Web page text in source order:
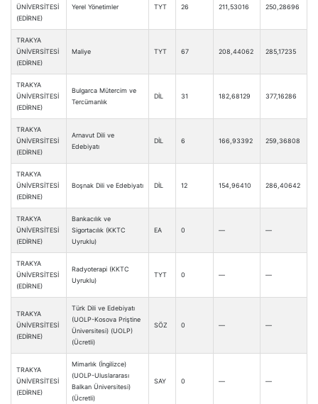
ÜNİVERSİTESİ
(EDİRNE)
Yerel Yönetimler TYT 26 211,53016 250,28696
TRAKYA
ÜNİVERSİTESİ
(EDİRNE)
Maliye TYT 67 208,44062 285,17235
TRAKYA
ÜNİVERSİTESİ
(EDİRNE)
Bulgarca Mütercim ve
Tercümanlık
DİL 31 182,68129 377,16286
TRAKYA
ÜNİVERSİTESİ
(EDİRNE)
Arnavut Dili ve
Edebiyatı
DİL 6 166,93392 259,36808
TRAKYA
ÜNİVERSİTESİ
(EDİRNE)
Boşnak Dili ve Edebiyatı DİL 12 154,96410 286,40642
TRAKYA
ÜNİVERSİTESİ
(EDİRNE)
Bankacılık ve
Sigortacılık (KKTC
Uyruklu)
EA 0 — —
TRAKYA
ÜNİVERSİTESİ
(EDİRNE)
Radyoterapi (KKTC
Uyruklu)
TYT 0 — —
TRAKYA
ÜNİVERSİTESİ
(EDİRNE)
Türk Dili ve Edebiyatı
(UOLP-Kosova Priştine
Üniversitesi) (UOLP)
(Ücretli)
SÖZ 0 — —
TRAKYA
ÜNİVERSİTESİ
(EDİRNE)
Mimarlık (İngilizce)
(UOLP-Uluslararası
Balkan Üniversitesi)
(Ücretli)
SAY 0 — —